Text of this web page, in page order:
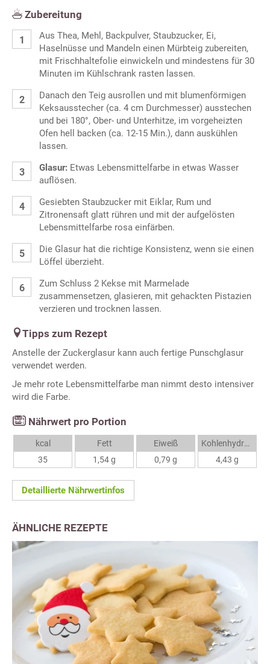
Zubereitung
Aus Thea, Mehl, Backpulver, Staubzucker, Ei,
Haselnüsse und Mandeln einen Mürbteig zubereiten,
mit Frischhaltefolie einwickeln und mindestens für 30
Minuten im Kühlschrank rasten lassen.
Danach den Teig ausrollen und mit blumenförmigen
Keksausstecher (ca. 4 cm Durchmesser) ausstechen
und bei 180°, Ober- und Unterhitze, im vorgeheizten
Ofen hell backen (ca. 12-15 Min.), dann auskühlen
lassen.
Glasur: Etwas Lebensmittelfarbe in etwas Wasser
auflösen.
Gesiebten Staubzucker mit Eiklar, Rum und
Zitronensaft glatt rühren und mit der aufgelösten
Lebensmittelfarbe rosa einfärben.
Die Glasur hat die richtige Konsistenz, wenn sie einen
Löffel überzieht.
Zum Schluss 2 Kekse mit Marmelade
zusammensetzen, glasieren, mit gehackten Pistazien
verzieren und trocknen lassen.
Tipps zum Rezept
Anstelle der Zuckerglasur kann auch fertige Punschglasur
verwendet werden.
Je mehr rote Lebensmittelfarbe man nimmt desto intensiver
wird die Farbe.
Nährwert pro Portion
kcal
35
Fett
1,54 g
Eiweiß
0,79 g
Kohlenhydrate
4,43 g
Detaillierte Nährwertinfos
ÄHNLICHE REZEPTE